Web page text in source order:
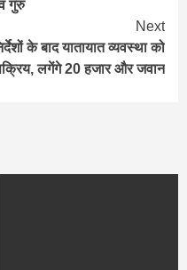
गुरु
Next
के बाद यातायात व्यवस्था को
लगेंगे 20 हजार और जवान